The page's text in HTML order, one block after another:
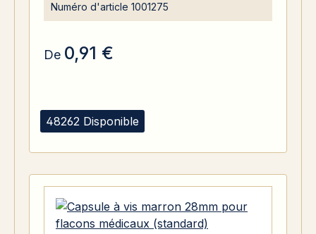
48262 Disponible
Numéro d'article 1001275
De 0,91 €